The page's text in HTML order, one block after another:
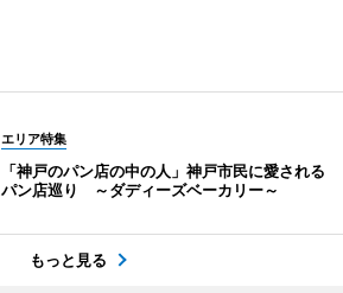
エリア特集
「神戸のパン店の中の人」神戸市民に愛される
パン店巡り ～ダディーズベーカリー～
もっと見る